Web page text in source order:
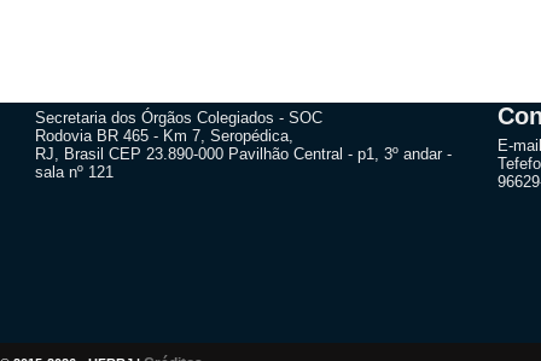
Secretaria dos Órgãos Colegiados - SOC
Rodovia BR 465 - Km 7, Seropédica,
RJ, Brasil CEP 23.890-000 Pavilhão Central - p1, 3º andar -
sala nº 121
E-